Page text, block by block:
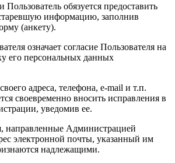
обязуется предоставить
информацию, заполнив
(анкету).
означает согласие Пользователя на
его персональных данных
адреса, телефона, e-mail и т.п.
своевременно вносить исправления в
уведомив ее.
направленные Администрацией
электронной почты, указанный им
надлежащими.